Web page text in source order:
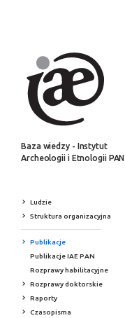
Baza wiedzy - Instytut
Archeologii i Etnologii PAN
Ludzie
Struktura organizacyjna
Publikacje
Publikacje IAE PAN
Rozprawy habilitacyjne
Rozprawy doktorskie
Raporty
Czasopisma